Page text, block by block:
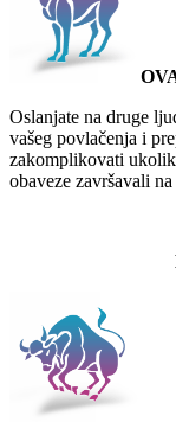
Oslanjate na druge
vašeg povlačenja i
zakomplikovati
obaveze završavali